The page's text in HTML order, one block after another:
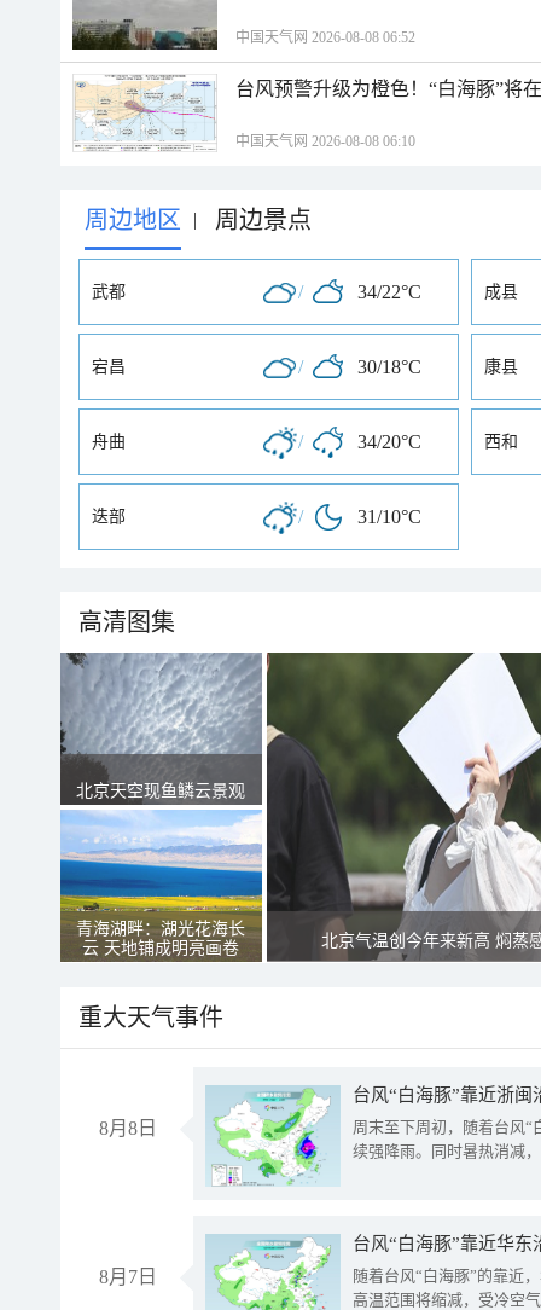
中国天气网 2026-08-08 06:52
台风预警升级为橙色！“白海豚”将
中国天气网 2026-08-08 06:10
周边地区 | 周边景点
武都 / 34/22°C 成县
宕昌 / 30/18°C 康县
舟曲 / 34/20°C 西和
迭部 / 31/10°C
高清图集
北京天空现鱼鳞云景观
青海湖畔：湖光花海长
云 天地铺成明亮画卷
北京气温创今年来新高 焖蒸
重大天气事件
8月8日
台风“白海豚”靠近浙
周末至下周初，随着台风“
续强降雨。同时暑热消减
8月7日
台风“白海豚”靠近华
随着台风“白海豚”的靠近
高温范围将缩减，受冷空